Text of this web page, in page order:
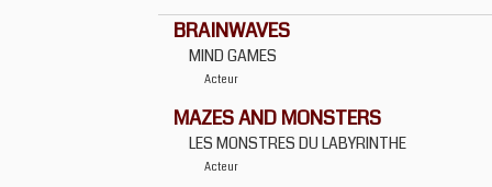
BRAINWAVES
MIND GAMES
Acteur
MAZES AND MONSTERS
LES MONSTRES DU LABYRINTHE
Acteur